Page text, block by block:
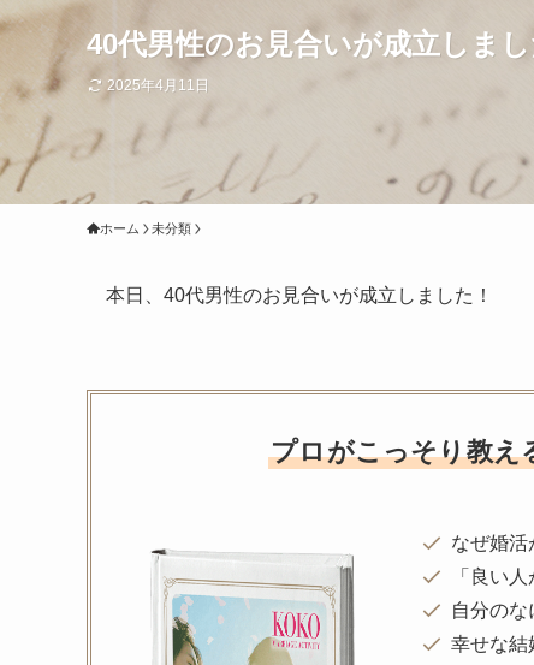
40代男性のお見合いが成立しまし
2025年4月11日
ホーム 未分類
本日、40代男性のお見合いが成立しました！
プロがこっそり教え
なぜ婚活
「良い
自分の
幸せな結